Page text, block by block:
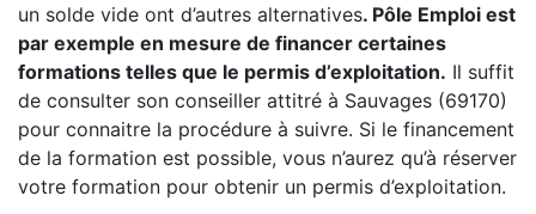
un solde vide ont d’autres alternatives. Pôle Emploi est
par exemple en mesure de financer certaines
formations telles que le permis d’exploitation. Il suffit
de consulter son conseiller attitré à Sauvages (69170)
pour connaitre la procédure à suivre. Si le financement
de la formation est possible, vous n’aurez qu’à réserver
votre formation pour obtenir un permis d’exploitation.